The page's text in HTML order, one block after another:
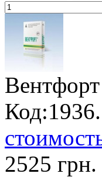
Код:1936.
2525 грн.